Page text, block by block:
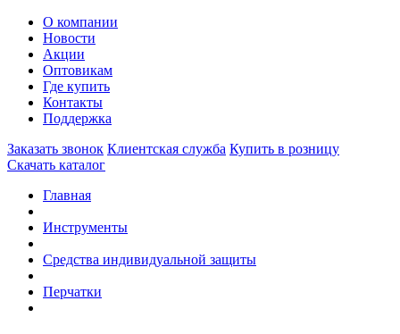
О компании
Новости
Акции
Оптовикам
Где купить
Контакты
Поддержка
Заказать звонок Клиентская служба Купить в розницу
Скачать каталог
Главная
Инструменты
Средства индивидуальной защиты
Перчатки